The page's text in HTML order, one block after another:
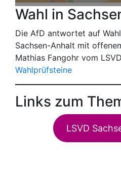
Player
Wahl in
Die AfD antwortet auf
Sachsen-Anhalt mit
Mathias Fangohr vom
Wahlprüfsteine
Links zum
LSVD